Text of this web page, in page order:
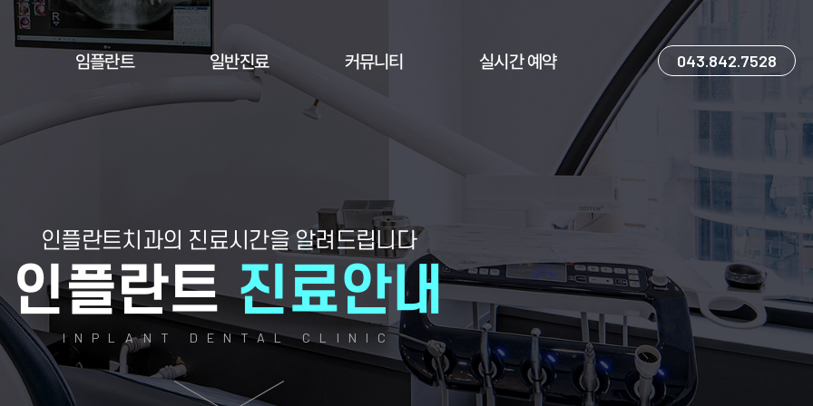
임플란트 일반진료 커뮤니티 실시간 예약 043.842.7528
인플란트치과의 진료시간을 알려드립니다
인플란트진료안내
INPLANT DENTAL CLINIC